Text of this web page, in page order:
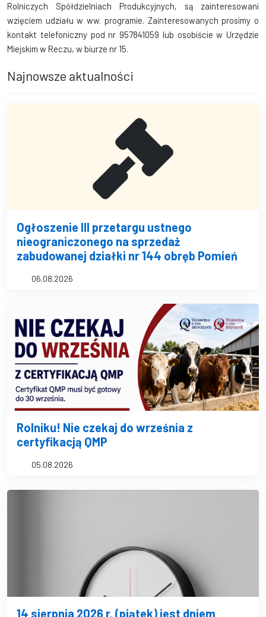
Rolniczych Spółdzielniach Produkcyjnych, są zainteresowani
wzięciem udziału w ww. programie. Zainteresowanych prosimy o
kontakt telefoniczny pod nr 957841059 lub osobiście w Urzędzie
Miejskim w Reczu, w biurze nr 15.
Najnowsze aktualności
Ogłoszenie III przetargu ustnego
nieograniczonego na sprzedaż
zabudowanej działki nr 144 obręb Pomień
06.08.2026
Rolniku! Nie czekaj do września z
certyfikacją QMP
05.08.2026
14 sierpnia 2026 r. (piątek) jest dniem